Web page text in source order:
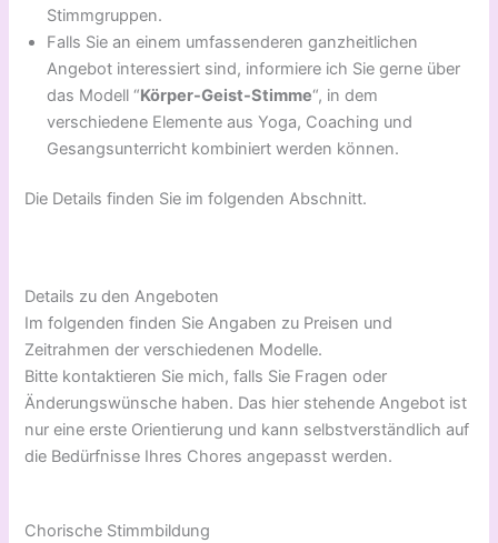
Stimmgruppen.
Falls Sie an einem umfassenderen ganzheitlichen
Angebot interessiert sind, informiere ich Sie gerne über
das Modell “Körper-Geist-Stimme“, in dem
verschiedene Elemente aus Yoga, Coaching und
Gesangsunterricht kombiniert werden können.
Die Details finden Sie im folgenden Abschnitt.
Details zu den Angeboten
Im folgenden finden Sie Angaben zu Preisen und
Zeitrahmen der verschiedenen Modelle.
Bitte kontaktieren Sie mich, falls Sie Fragen oder
Änderungswünsche haben. Das hier stehende Angebot ist
nur eine erste Orientierung und kann selbstverständlich auf
die Bedürfnisse Ihres Chores angepasst werden.
Chorische Stimmbildung